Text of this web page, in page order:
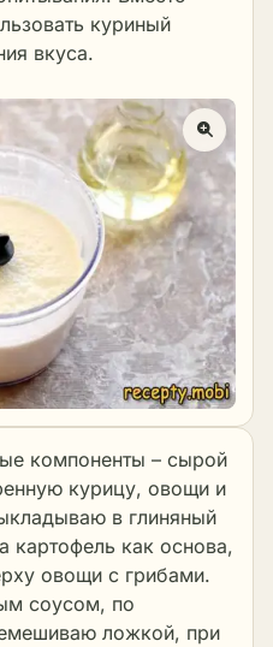
куриный
вкуса.
компоненты – сырой
курицу, овощи и
в глиняный
картофель как основа,
овощи с грибами.
соусом, по
ложкой, при